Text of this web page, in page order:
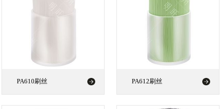
PA610刷丝 PA612刷丝